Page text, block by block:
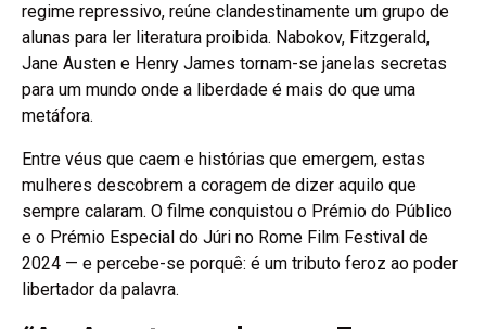
regime repressivo, reúne clandestinamente um grupo de
alunas para ler literatura proibida. Nabokov, Fitzgerald,
Jane Austen e Henry James tornam-se janelas secretas
para um mundo onde a liberdade é mais do que uma
metáfora.
Entre véus que caem e histórias que emergem, estas
mulheres descobrem a coragem de dizer aquilo que
sempre calaram. O filme conquistou o Prémio do Público
e o Prémio Especial do Júri no Rome Film Festival de
2024 — e percebe-se porquê: é um tributo feroz ao poder
libertador da palavra.